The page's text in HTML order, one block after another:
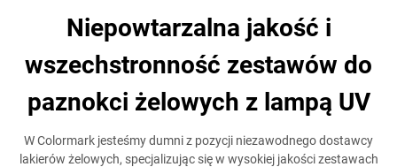
Niepowtarzalna jakość i
wszechstronność zestawów do
paznokci żelowych z lampą UV
W Colormark jesteśmy dumni z pozycji niezawodnego dostawcy
lakierów żelowych, specjalizując się w wysokiej jakości zestawach